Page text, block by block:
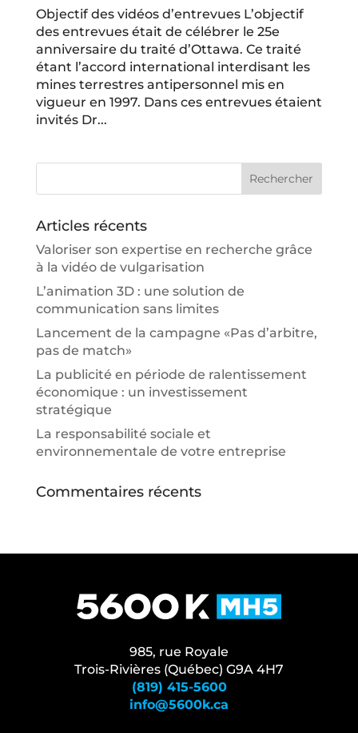
Objectif des vidéos d’entrevues L’objectif
des entrevues était de célébrer le 25e
anniversaire du traité d’Ottawa. Ce traité
étant l’accord international interdisant les
mines terrestres antipersonnel mis en
vigueur en 1997. Dans ces entrevues étaient
invités Dr...
Articles récents
Valoriser son expertise en recherche grâce
à la vidéo de vulgarisation
L’animation 3D : une solution de
communication sans limites
Lancement de la campagne «Pas d’arbitre,
pas de match»
La publicité en période de ralentissement
économique : un investissement
stratégique
La responsabilité sociale et
environnementale de votre entreprise
Commentaires récents
985, rue Royale
Trois-Rivières (Québec) G9A 4H7
(819) 415-5600
info@5600k.ca